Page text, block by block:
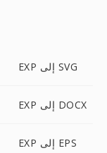
EXP إلى SVG
EXP إلى DOCX
EXP إلى EPS